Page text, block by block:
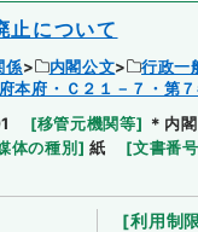
止について
係 内閣公文
行政一
本府・Ｃ２１－７・第
[移管元機関等] ＊内
体の種別 ] 紙 [文書番号
[利用制